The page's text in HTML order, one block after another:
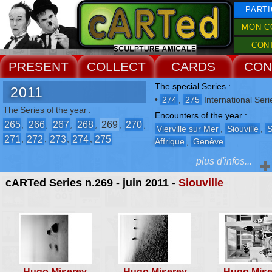
MON
PRESENT COLLECT CARDS
cARTed Series n.269 - juin 2011 - Siouville
2011
The Series of the year :
265, 266, 267, 268, 269 , 270,
271 , 272 , 273, 274, 275
The special Series :
• 274 275 International
Encounters of the year :
Vierville sur Mer
Siouville
Affrique
Genève
The Events :
cARTed Tour Geneva 2011
plus d'infos...